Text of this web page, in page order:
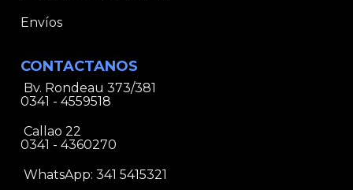
Envíos
CONTACTANOS
Bv. Rondeau 373/381
0341 - 4559518
Callao 22
0341 - 4360270
WhatsApp: 341 5415321